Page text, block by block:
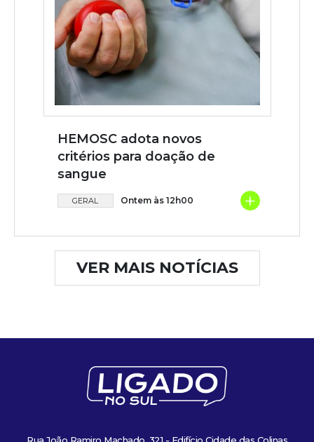
HEMOSC adota novos
critérios para doação de
sangue
GERAL Ontem às 12h00 +
VER MAIS NOTÍCIAS